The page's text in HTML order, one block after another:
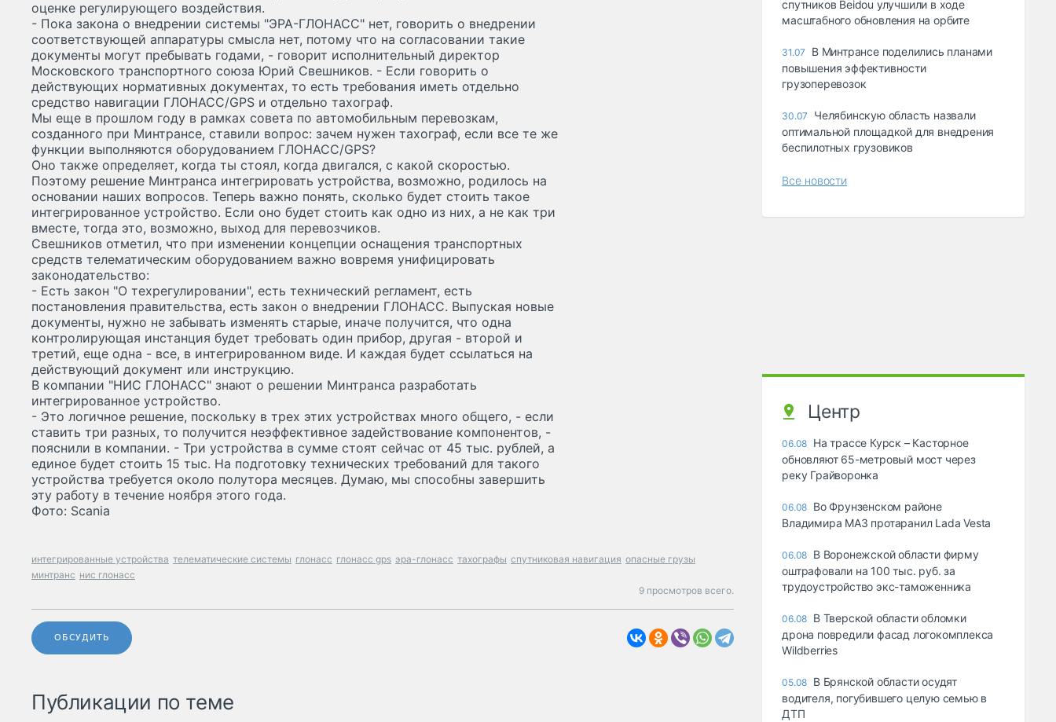
оценке регулирующего воздействия.
- Пока закона о внедрении системы "ЭРА-ГЛОНАСС" нет, говорить о внедрении
соответствующей аппаратуры смысла нет, потому что на согласовании такие
документы могут пребывать годами, - говорит исполнительный директор
Московского транспортного союза Юрий Свешников. - Если говорить о
действующих нормативных документах, то есть требования иметь отдельно
средство навигации ГЛОНАСС/GPS и отдельно тахограф.
Мы еще в прошлом году в рамках совета по автомобильным перевозкам,
созданного при Минтрансе, ставили вопрос: зачем нужен тахограф, если все те же
функции выполняются оборудованием ГЛОНАСС/GPS?
Оно также определяет, когда ты стоял, когда двигался, с какой скоростью.
Поэтому решение Минтранса интегрировать устройства, возможно, родилось на
основании наших вопросов. Теперь важно понять, сколько будет стоить такое
интегрированное устройство. Если оно будет стоить как одно из них, а не как три
вместе, тогда это, возможно, выход для перевозчиков.
Свешников отметил, что при изменении концепции оснащения транспортных
средств телематическим оборудованием важно вовремя унифицировать
законодательство:
- Есть закон "О техрегулировании", есть технический регламент, есть
постановления правительства, есть закон о внедрении ГЛОНАСС. Выпуская новые
документы, нужно не забывать изменять старые, иначе получится, что одна
контролирующая инстанция будет требовать один прибор, другая - второй и
третий, еще одна - все, в интегрированном виде. И каждая будет ссылаться на
действующий документ или инструкцию.
В компании "НИС ГЛОНАСС" знают о решении Минтранса разработать
интегрированное устройство.
- Это логичное решение, поскольку в трех этих устройствах много общего, - если
ставить три разных, то получится неэффективное задействование компонентов, -
пояснили в компании. - Три устройства в сумме стоят сейчас от 45 тыс. рублей, а
единое будет стоить 15 тыс. На подготовку технических требований для такого
устройства требуется около полутора месяцев. Думаю, мы способны завершить
эту работу в течение ноября этого года.
Фото: Scania
интегрированные устройства телематические системы глонасс глонасс gps эра-глонасс тахографы спутниковая навигация опасные грузы
минтранс нис глонасс
9 просмотров всего.
ОБСУДИТЬ
Публикации по теме
спутников Beidou улучшили в ходе
масштабного обновления на орбите
31.07
В Минтрансе поделились планами
повышения эффективности
грузоперевозок
30.07
Челябинскую область назвали
оптимальной площадкой для внедрения
беспилотных грузовиков
Все новости
Центр
06.08 На трассе Курск – Касторное
обновляют 65-метровый мост через
реку Грайворонка
06.08 Во Фрунзенском районе
Владимира МАЗ протаранил Lada Vesta
06.08 В Воронежской области фирму
оштрафовали на 100 тыс. руб. за
трудоустройство экс-таможенника
06.08 В Тверской области обломки
дрона повредили фасад логокомплекса
Wildberries
05.08 В Брянской области осудят
водителя, погубившего целую семью в
ДТП